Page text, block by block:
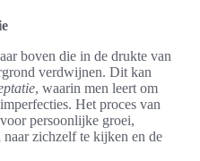
boven die in de drukte van
verdwijnen. Dit kan
, waarin men leert om
Het proces van
persoonlijke groei,
zichzelf te kijken en de